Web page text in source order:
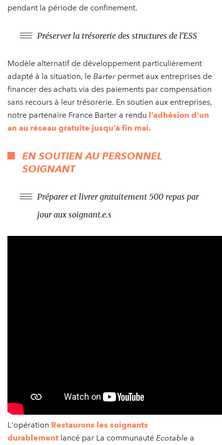
pendant la période de confinement.
Préserver la trésorerie des structures de l'ESS
Modèle alternatif de développement particulièrement
adapté à la situation, le Barter permet aux entreprises de
financer des achats via des paiements par compensation
sans recours à leur trésorerie. En soutien aux entreprises,
notre partenaire France Barter a rendu l’adhésion d'un
an au réseau gratuite jusqu’à fin mai.
EN SOUTIEN AU PERSONNEL
SOIGNANT
Préparer et livrer gratuitement 500 repas par
jour aux soignant.e.s
L'opération Restaurons les soignants
durablement lancé par La communauté Ecotable a